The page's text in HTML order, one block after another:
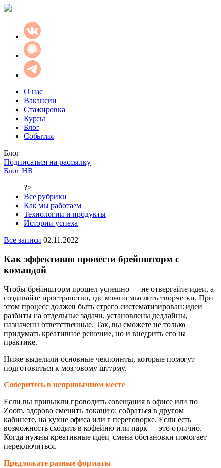
О нас
Вакансии
Стажировка
Курсы
Блог
События
Блог
Подписаться на рассылку
Блог HR
?>
Все рубрики
Как мы работаем
Технологии и продукты
Истории успеха
Все записи 02.11.2022
Как эффективно провести брейншторм с
командой
Чтобы брейншторм прошел успешно — не отвергайте идеи, а
создавайте пространство, где можно мыслить творчески. При
этом процесс должен быть строго систематизирован: идеи
разбиты на отдельные задачи, установлены дедлайны,
назначены ответственные. Так, вы сможете не только
придумать креативное решение, но и внедрить его на
практике.
Ниже выделили основные чекпоинты, которые помогут
подготовиться к мозговому штурму.
Соберитесь в непривычном месте
Если вы привыкли проводить совещания в офисе или по
Zoom, здорово сменить локацию: собраться в другом
кабинете, на кухне офиса или в переговорке. Если есть
возможность сходить в кофейню или парк — это отлично.
Когда нужны креативные идеи, смена обстановки помогает
переключиться.
Предложите разные форматы